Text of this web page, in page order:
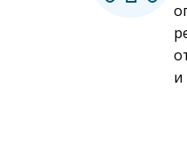
и